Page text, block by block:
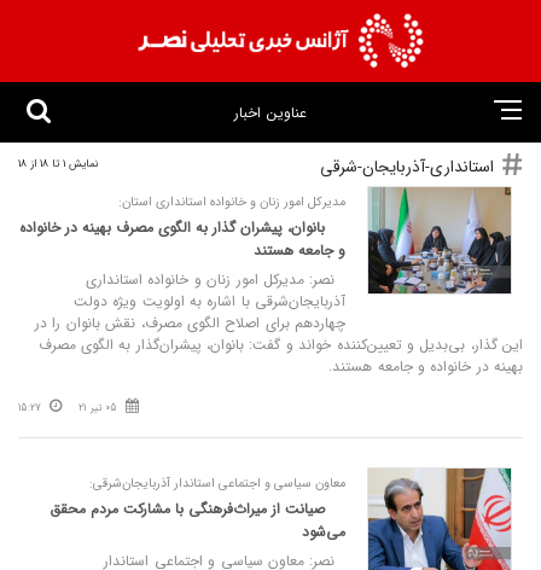
عناوین اخبار
استانداری-آذربایجان-شرقی نمایش 1 تا 18 از 18
مدیرکل امور زنان و خانواده استانداری استان:
بانوان، پیشران‌ گذار به الگوی مصرف بهینه در خانواده
و جامعه هستند
نصر: مدیرکل امور زنان و خانواده استانداری
آذربایجان‌شرقی با اشاره به اولویت ویژه دولت
چهاردهم برای اصلاح الگوی مصرف، نقش بانوان را در
این گذار، بی‌بدیل و تعیین‌کننده خواند و گفت: بانوان، پیشران‌گذار به الگوی مصرف
بهینه در خانواده و جامعه هستند.
05 تیر 21 15:27
معاون سیاسی و اجتماعی استاندار آذربایجان‌شرقی:
صیانت از میراث‌فرهنگی با مشارکت مردم محقق
می‌شود
نصر: معاون سیاسی و اجتماعی استاندار